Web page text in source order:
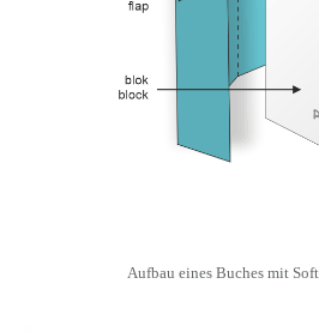
Aufbau eines Buches mit